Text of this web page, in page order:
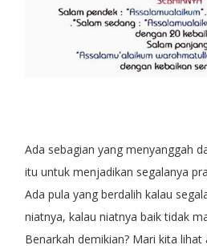
Ada sebagian yang menyanggah
itu untuk menjadikan segalanya
Ada pula yang berdalih kalau
niatnya, kalau niatnya baik tidak
Benarkah demikian? Mari kita lihat